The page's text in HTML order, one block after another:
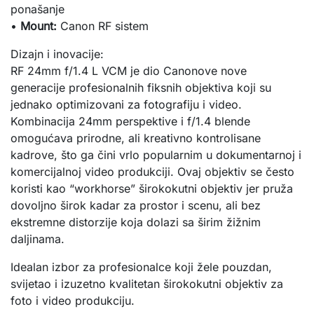
ponašanje
• Mount: Canon RF sistem
Dizajn i inovacije:
RF 24mm f/1.4 L VCM je dio Canonove nove
generacije profesionalnih fiksnih objektiva koji su
jednako optimizovani za fotografiju i video.
Kombinacija 24mm perspektive i f/1.4 blende
omogućava prirodne, ali kreativno kontrolisane
kadrove, što ga čini vrlo popularnim u dokumentarnoj i
komercijalnoj video produkciji. Ovaj objektiv se često
koristi kao “workhorse” širokokutni objektiv jer pruža
dovoljno širok kadar za prostor i scenu, ali bez
ekstremne distorzije koja dolazi sa širim žižnim
daljinama.
Idealan izbor za profesionalce koji žele pouzdan,
svijetao i izuzetno kvalitetan širokokutni objektiv za
foto i video produkciju.